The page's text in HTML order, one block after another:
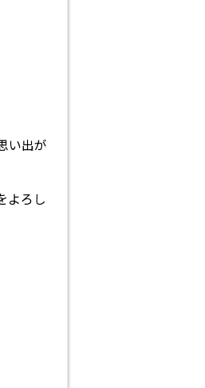
い出が
よろし